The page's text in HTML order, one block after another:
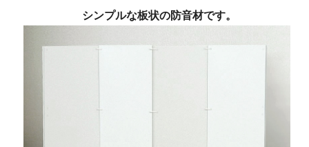
シンプルな板状の防音材です。